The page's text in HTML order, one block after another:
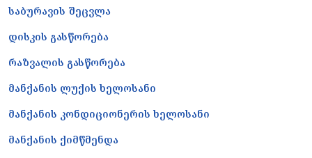
საბურავის შეცვლა
დისკის გასწორება
რაზვალის გასწორება
მანქანის ლუქის ხელოსანი
მანქანის კონდიციონერის ხელოსანი
მანქანის ქიმწმენდა